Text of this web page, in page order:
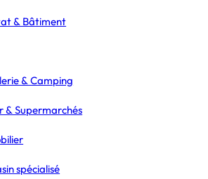
& Bâtiment
& Camping
& Supermarchés
spécialisé